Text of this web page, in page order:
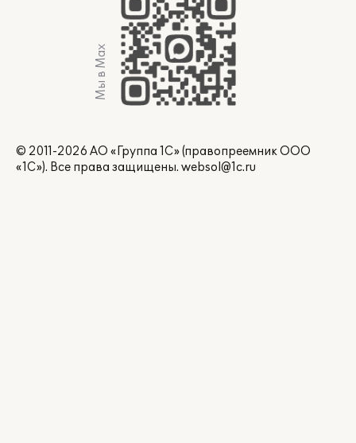
Мы в Max
© 2011-2026 АО «Группа 1С» (правопреемник ООО
«1С»). Все права защищены. websol@1c.ru